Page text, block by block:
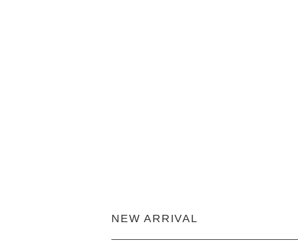
NEW ARRIVAL